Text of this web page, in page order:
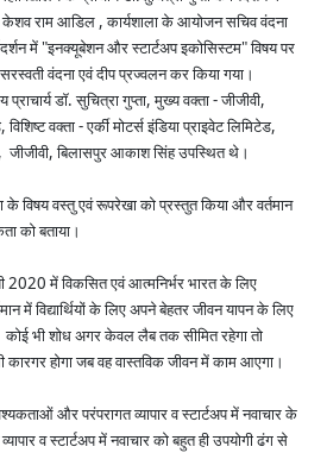
राम आडिल , कार्यशाला के आयोजन सचिव वंदना
में "इनक्यूबेशन और स्टार्टअप इकोसिस्टम" विषय पर
वंदना एवं दीप प्रज्वलन कर किया गया।
प्राचार्य डॉ. सुचित्रा गुप्ता, मुख्य वक्ता - जीजीवी,
वक्ता - एर्की मोटर्स इंडिया प्राइवेट लिमिटेड,
जीजीवी, बिलासपुर आकाश सिंह उपस्थित थे।
विषय वस्तु एवं रूपरेखा को प्रस्तुत किया और वर्तमान
को बताया।
2020 में विकसित एवं आत्मनिर्भर भारत के लिए
में विद्यार्थियों के लिए अपने बेहतर जीवन यापन के लिए
भी शोध अगर केवल लैब तक सीमित रहेगा तो
होगा जब वह वास्तविक जीवन में काम आएगा।
और परंपरागत व्यापार व स्टार्टअप में नवाचार के
व स्टार्टअप में नवाचार को बहुत ही उपयोगी ढंग से